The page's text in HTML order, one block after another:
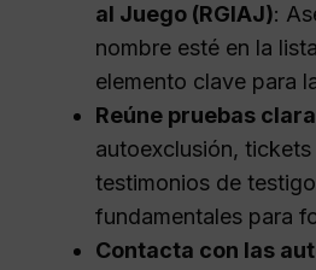
al Juego (RGIAJ):
nombre esté en la
elemento clave para
Reúne pruebas
autoexclusión,
testimonios de
fundamentales para
Contacta con las